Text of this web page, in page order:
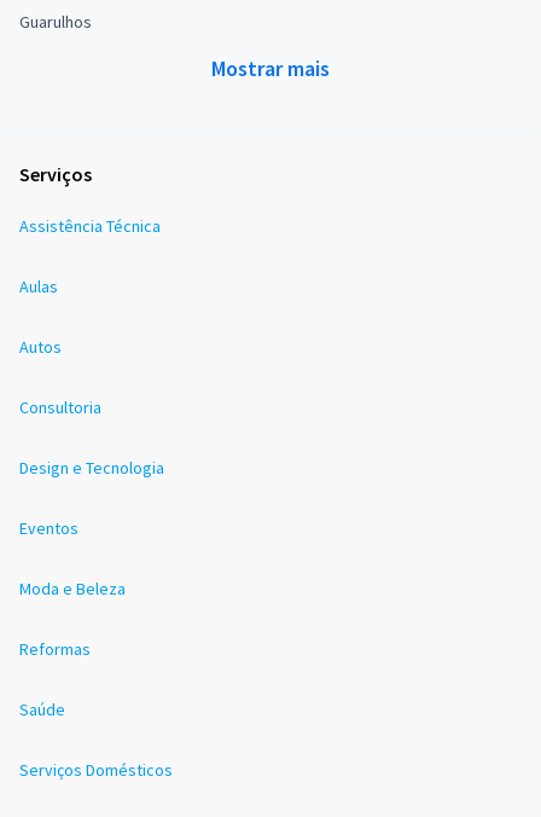
Guarulhos
Mostrar mais
Serviços
Assistência Técnica
Aulas
Autos
Consultoria
Design e Tecnologia
Eventos
Moda e Beleza
Reformas
Saúde
Serviços Domésticos